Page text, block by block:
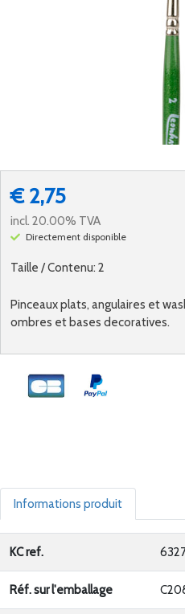
Taille / Contenu: 2
€ 2,75
incl. 20.00% TVA
Directement disponible
Pinceaux plats, angulaires et
ombres et bases decoratives.
Informations produit
KC ref.
Réf. sur l'emballage